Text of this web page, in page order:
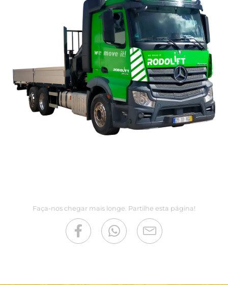
Faça-nos chegar mais longe. Partilhe esta página!